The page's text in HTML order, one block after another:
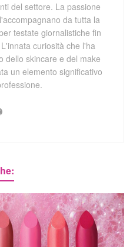
del settore. La passione
da tutta la
testate giornalistiche fin
curiosità che l'ha
dello skincare e del make
un elemento significativo